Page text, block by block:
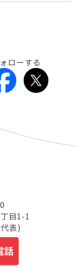
ローする
目1-1
表)